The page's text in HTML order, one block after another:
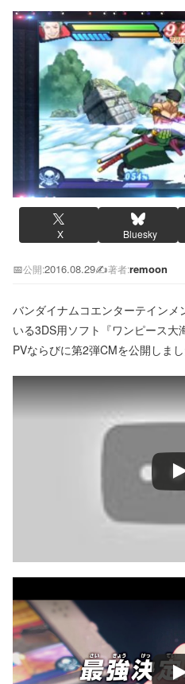
X Bluesky
📅公開:2016.08.29✍️著者:remoon
バンダイナムコエンターテイン
いる3DS用ソフト『ワンピース
PVならびに第2弾CMを公開しまし